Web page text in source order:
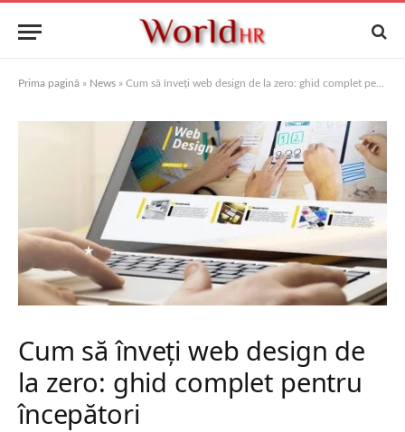
Prima pagină » News » Cum să înveți web design de la zero: ghid complet pentru începători
Cum să înveți web design de
la zero: ghid complet pentru
începători